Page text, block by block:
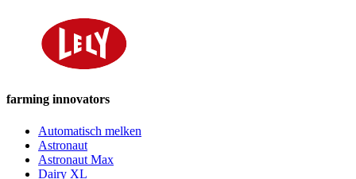
farming innovators
Automatisch melken
Astronaut
Astronaut Max
Dairy XL